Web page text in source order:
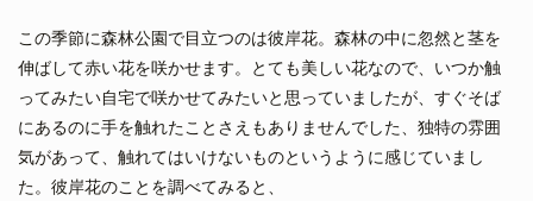
この季節に森林公園で目立つのは彼岸花。森林の中に忽然と茎を
伸ばして赤い花を咲かせます。とても美しい花なので、いつか触
ってみたい自宅で咲かせてみたいと思っていましたが、すぐそば
にあるのに手を触れたことさえもありませんでした、独特の雰囲
気があって、触れてはいけないものというように感じていまし
た。彼岸花のことを調べてみると、